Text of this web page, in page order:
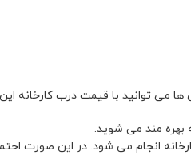
توانید با قیمت درب کارخانه این
بهره مند می شوید.
انجام می شود. در این صورت